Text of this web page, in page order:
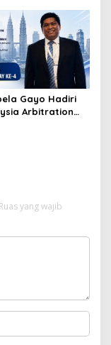
Hukum Olahraga
Gayo Hadiri
Arbitration
Ruas yang wajib